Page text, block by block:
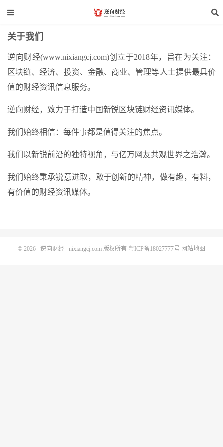
关于我们
逆向财经(www.nixiangcj.com)创立于2018年，旨在为关注：
区块链、经济、投资、金融、商业、管理等人士提供最具价
值的财经资讯信息服务。
逆向财经，致力于打造中国新锐区块链财经资讯媒体。
我们始终相信：每件事都是值得关注的焦点。
我们以新锐前沿的独特视角，与亿万网友共观世界之浩瀚。
我们始终秉承锐意进取，敢于创新的精神，做有趣，有料，
有价值的财经资讯媒体。
© 2026 逆向财经 nixiangcj.com 版权所有 粤ICP备18027777号 网站地图